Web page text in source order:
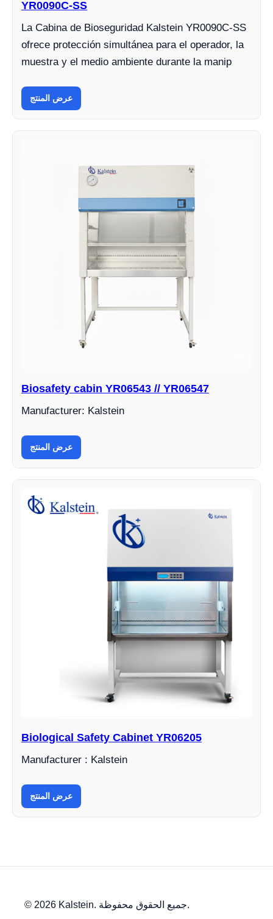
YR0090C-SS
La Cabina de Bioseguridad Kalstein YR0090C-SS
ofrece protección simultánea para el operador, la
muestra y el medio ambiente durante la manip
عرض المنتج
Biosafety cabin YR06543 // YR06547
Manufacturer: Kalstein
عرض المنتج
Biological Safety Cabinet YR06205
Manufacturer : Kalstein
عرض المنتج
© 2026 Kalstein. جميع الحقوق محفوظة.